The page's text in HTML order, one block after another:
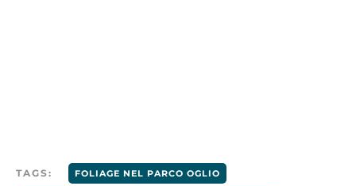
TAGS: FOLIAGE NEL PARCO OGLIO